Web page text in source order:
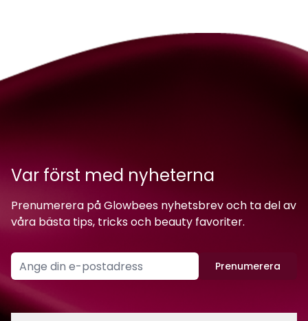
Var först med nyheterna
Prenumerera på Glowbees nyhetsbrev och ta del av
våra bästa tips, tricks och beauty favoriter.
Prenumerera